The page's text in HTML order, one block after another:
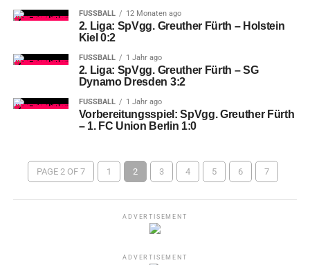
FUSSBALL 12 Monaten ago
2. Liga: SpVgg. Greuther Fürth – Holstein
Kiel 0:2
FUSSBALL 1 Jahr ago
2. Liga: SpVgg. Greuther Fürth – SG
Dynamo Dresden 3:2
FUSSBALL 1 Jahr ago
Vorbereitungsspiel: SpVgg. Greuther Fürth
– 1. FC Union Berlin 1:0
PAGE 2 OF 7 1 2 3 4 5 6 7
ADVERTISEMENT
ADVERTISEMENT